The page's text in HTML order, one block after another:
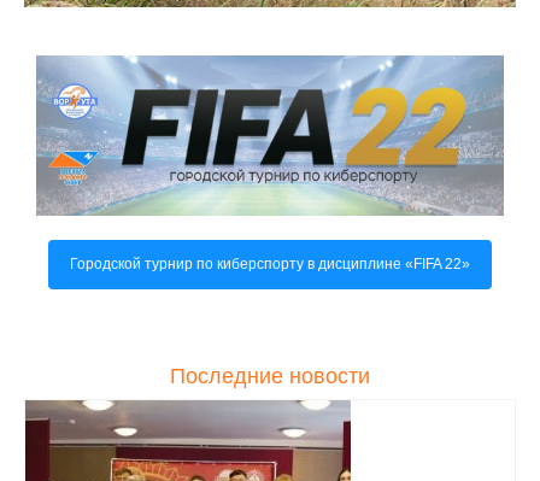
Задать вопрос
Городской турнир по киберспорту в дисциплине «FIFA 22»
Последние новости